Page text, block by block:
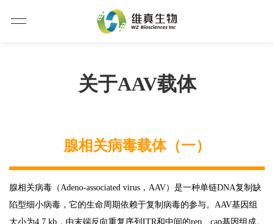
关于AAV载体
腺相关病毒载体（一）
腺相关病毒（Adeno-associated virus，AAV）是一种单链DNA复制缺
陷型细小病毒，它的生命周期依赖于复制病毒的参与。AAV基因组
大小为4.7 kb，由末端反向重复序列ITR和中间的rep、cap基因组成。